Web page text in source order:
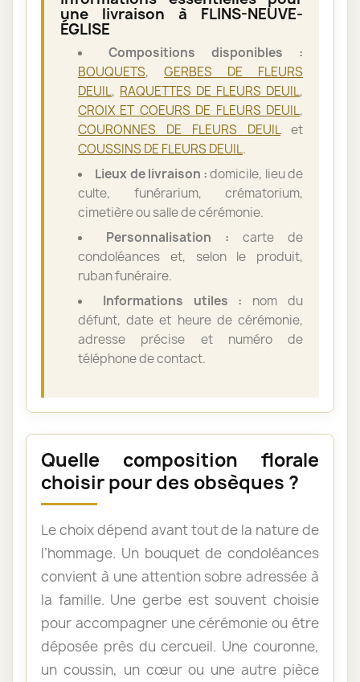
une livraison à FLINS-NEUVE-
ÉGLISE
Compositions disponibles :
BOUQUETS, GERBES DE FLEURS
DEUIL, RAQUETTES DE FLEURS DEUIL,
CROIX ET COEURS DE FLEURS DEUIL,
COURONNES DE FLEURS DEUILet
COUSSINS DE FLEURS DEUIL.
Lieux de livraison :domicile, lieu de
culte, funérarium, crématorium,
cimetière ou salle de cérémonie.
Personnalisation : carte de
condoléances et, selon le produit,
ruban funéraire.
Informations utiles : nom du
défunt, date et heure de cérémonie,
adresse précise et numéro de
téléphone de contact.
Quelle composition florale
choisir pour des obsèques ?
Le choix dépend avant tout de la nature de
l’hommage. Un bouquet de condoléances
convient à une attention sobre adressée à
la famille. Une gerbe est souvent choisie
pour accompagner une cérémonie ou être
déposée près du cercueil. Une couronne,
un coussin, un cœur ou une autre pièce